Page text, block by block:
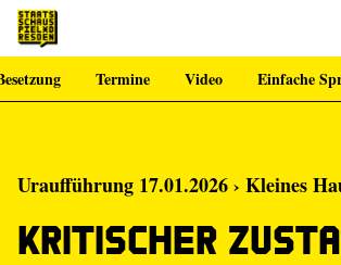
Zum Hauptinhalt springen Zum Footer
Termine Video Einfache
Uraufführung 17.01.2026 › Kleines
Kritischer